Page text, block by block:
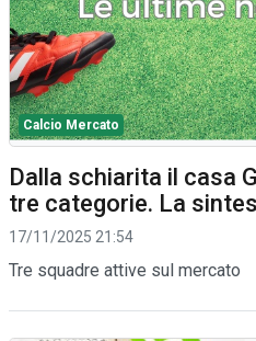
Calcio Mercato
Dalla schiarita il casa
tre categorie. La
17/11/2025 21:54
Tre squadre attive sul mercato